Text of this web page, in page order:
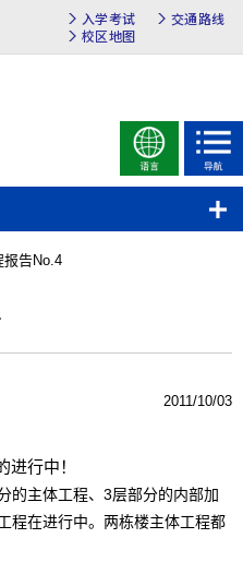
入学考试
交通路线
校区地图
报告No.4
2011/10/03
行中！
的主体工程、 3层部分的内部加
程在进行中。 两栋楼主体工程都